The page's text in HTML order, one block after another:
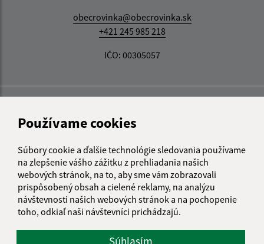
Používame cookies
Súbory cookie a ďalšie technológie sledovania používame
na zlepšenie vášho zážitku z prehliadania našich
webových stránok, na to, aby sme vám zobrazovali
prispôsobený obsah a cielené reklamy, na analýzu
návštevnosti našich webových stránok a na pochopenie
toho, odkiaľ naši návštevníci prichádzajú.
Súhlasím
obecrovinka@obecrovinka.sk
+421 245 985 218
IČO: 00305057